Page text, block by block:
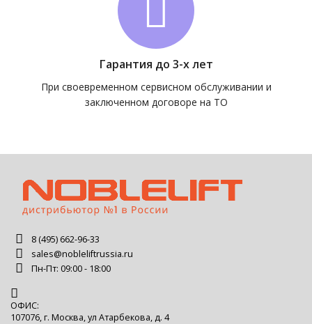
Гарантия до 3-х лет
При своевременном сервисном обслуживании и
заключенном договоре на ТО
8 (495) 662-96-33
sales@nobleliftrussia.ru
Пн-Пт: 09:00 - 18:00
ОФИС:
107076, г. Москва, ул Атарбекова, д. 4